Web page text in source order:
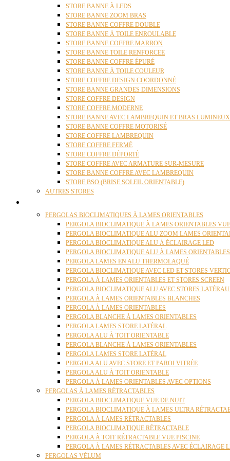
STORE BANNE À LEDS
STORE BANNE ZOOM BRAS
STORE BANNE COFFRE DOUBLE
STORE BANNE À TOILE ENROULABLE
STORE BANNE COFFRE MARRON
STORE BANNE TOILE RENFORCEE
STORE BANNE COFFRE ÉPURÉ
STORE BANNE À TOILE COULEUR
STORE COFFRE DESIGN COORDONNÉ
STORE BANNE GRANDES DIMENSIONS
STORE COFFRE DESIGN
STORE COFFRE MODERNE
STORE BANNE AVEC LAMBREQUIN ET BRAS LUMINEUX
STORE BANNE COFFRE MOTORISÉ
STORE COFFRE LAMBREQUIN
STORE COFFRE FERMÉ
STORE COFFRE DÉPORTÉ
STORE COFFRE AVEC ARMATURE SUR-MESURE
STORE BANNE COFFRE AVEC LAMBREQUIN
STORE BSO (BRISE SOLEIL ORIENTABLE)
AUTRES STORES
PERGOLAS BIOCLIMATIQUES À LAMES ORIENTABLES
PERGOLA BIOCLIMATIQUE À LAMES ORIENTABLES
PERGOLA BIOCLIMATIQUE ALU ZOOM LAMES
PERGOLA BIOCLIMATIQUE ALU À ÉCLAIRAGE LED
PERGOLA BIOCLIMATIQUE ALU À LAMES
PERGOLA LAMES EN ALU THERMOLAQUÉ
PERGOLA BIOCLIMATIQUE AVEC LED ET STORES
PERGOLA À LAMES ORIENTABLES ET STORES SCREEN
PERGOLA BIOCLIMATIQUE ALU AVEC STORES
PERGOLA À LAMES ORIENTABLES BLANCHES
PERGOLA À LAMES ORIENTABLES
PERGOLA BLANCHE À LAMES ORIENTABLES
PERGOLA LAMES STORE LATÉRAL
PERGOLA ALU À TOIT ORIENTABLE
PERGOLA BLANCHE À LAMES ORIENTABLES
PERGOLA LAMES STORE LATÉRAL
PERGOLA ALU AVEC STORE ET PAROI VITRÉE
PERGOLA ALU À TOIT ORIENTABLE
PERGOLA À LAMES ORIENTABLES AVEC OPTIONS
PERGOLAS À LAMES RÉTRACTABLES
PERGOLA BIOCLIMATIQUE VUE DE NUIT
PERGOLA BIOCLIMATIQUE À LAMES ULTRA
PERGOLA À LAMES RÉTRACTABLES
PERGOLA BIOCLIMATIQUE RÉTRACTABLE
PERGOLA À TOIT RÉTRACTABLE VUE PISCINE
PERGOLA À LAMES RÉTRACTABLES AVEC ÉCLAIRAGE
PERGOLAS VÉLUM